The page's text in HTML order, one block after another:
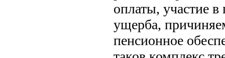
оплаты, участие
ущерба,
пенсионное